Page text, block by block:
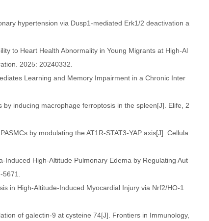
hypertension via Dusp1-mediated Erk1/2 deactivation a
to Heart Health Abnormality in Young Migrants at High‐Al
2025: 20240332.
Learning and Memory Impairment in a Chronic Inter
inducing macrophage ferroptosis in the spleen[J]. Elife, 2
by modulating the AT1R-STAT3-YAP axis[J]. Cellula
High‐Altitude Pulmonary Edema by Regulating Aut
in High-Altitude-Induced Myocardial Injury via Nrf2/HO-1
of galectin-9 at cysteine 74[J]. Frontiers in Immunology,